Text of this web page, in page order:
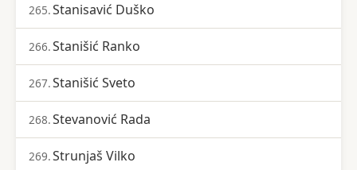
265.Stanisavić Duško
266.Stanišić Ranko
267.Stanišić Sveto
268.Stevanović Rada
269.Strunjaš Vilko